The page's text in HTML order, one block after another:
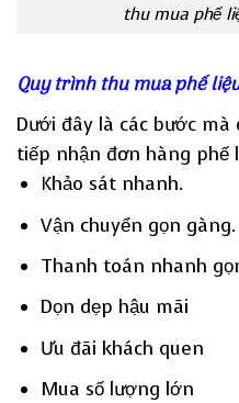
thu mua phế
Quy trình thu mua phế
Dưới đây là các bước
tiếp nhận đơn hàng phế
Khảo sát nhanh.
Vận chuyển gọn gàng.
Thanh toán nhanh
Dọn dẹp hậu mãi
Ưu đãi khách quen
Mua số lượng lớn